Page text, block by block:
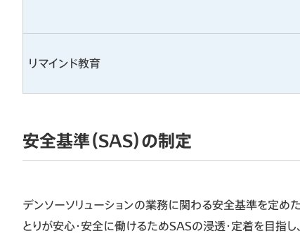
リマインド教育
安全基準（SAS）の制定
デンソーソリューションの業務に関わる安全基準を定
とりが安心・安全に働けるためSASの浸透・定着を目指